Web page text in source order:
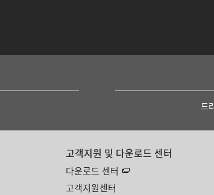
드
고객지원 및 다운로드 센터
다운로드 센터
고객지원센터